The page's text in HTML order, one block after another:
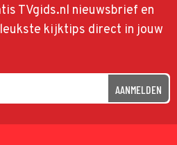
TVgids.nl nieuwsbrief en
kijktips direct in jouw
AANMELDEN